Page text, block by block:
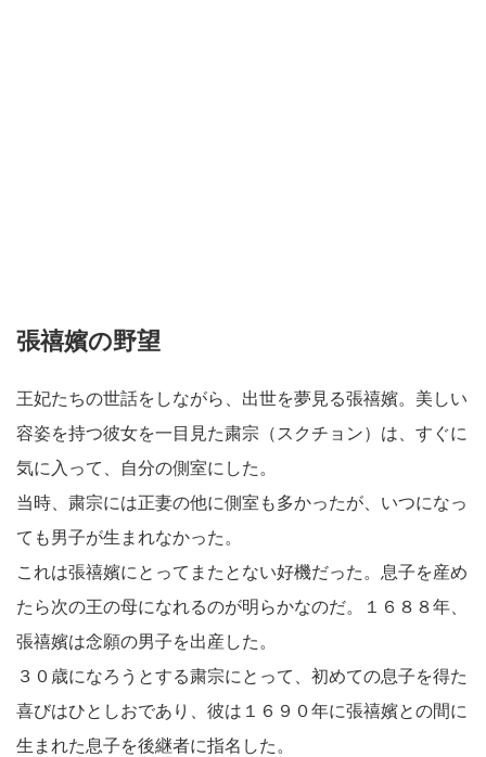
張禧嬪の野望
王妃たちの世話をしながら、出世を夢見る張禧嬪。美しい
容姿を持つ彼女を一目見た粛宗（スクチョン）は、すぐに
気に入って、自分の側室にした。
当時、粛宗には正妻の他に側室も多かったが、いつになっ
ても男子が生まれなかった。
これは張禧嬪にとってまたとない好機だった。息子を産め
たら次の王の母になれるのが明らかなのだ。１６８８年、
張禧嬪は念願の男子を出産した。
３０歳になろうとする粛宗にとって、初めての息子を得た
喜びはひとしおであり、彼は１６９０年に張禧嬪との間に
生まれた息子を後継者に指名した。